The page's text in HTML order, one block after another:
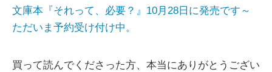
文庫本『それって、必要？』10月28日に発売です～
ただいま予約受け付け中。
買って読んでくださった方、本当にありがとうござい